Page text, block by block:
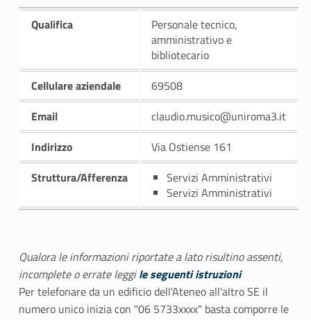
Qualifica
Personale tecnico,
amministrativo e
bibliotecario
Cellulare aziendale
69508
Email
claudio.musico@uniroma3.it
Indirizzo
Via Ostiense 161
Struttura/Afferenza
Servizi Amministrativi
Servizi Amministrativi
Qualora le informazioni riportate a lato risultino assenti,
incomplete o errate leggile seguenti istruzioni
Per telefonare da un edificio dell'Ateneo all'altro SE il
numero unico inizia con "06 5733xxxx" basta comporre le